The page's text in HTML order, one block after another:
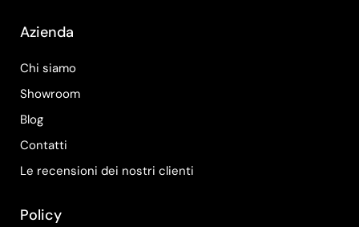
Azienda
Chi siamo
Showroom
Blog
Contatti
Le recensioni dei nostri clienti
Policy